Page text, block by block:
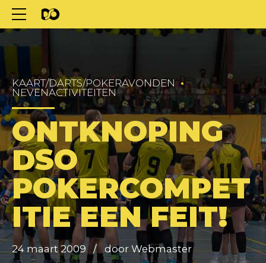
KAART/DARTS/POKERAVONDEN
NEVENACTIVITEITEN
ONTKNOPING
DSO
POKERCOMPET
ITIE EEN FEIT!
24 maart 2009 door Webmaster